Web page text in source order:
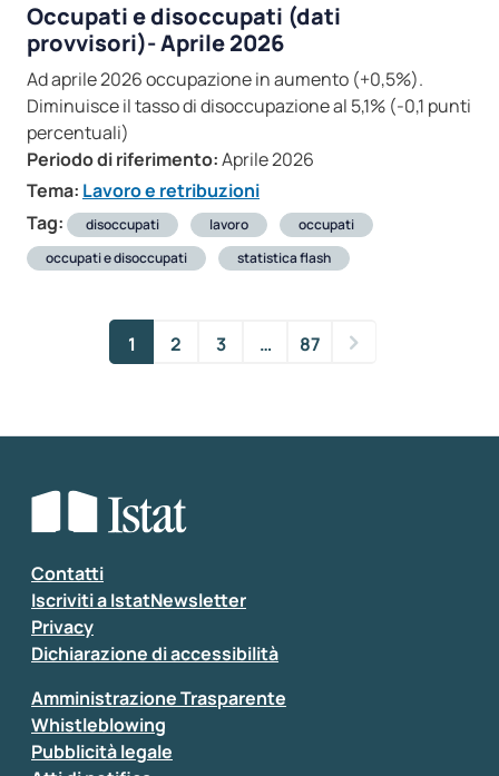
Occupati e disoccupati (dati
provvisori)- Aprile 2026
Ad aprile 2026 occupazione in aumento (+0,5%).
Diminuisce il tasso di disoccupazione al 5,1% (-0,1 punti
percentuali)
Periodo di riferimento:Aprile 2026
Tema: Lavoro e retribuzioni
Tag:
disoccupati lavoro
occupati
occupati e disoccupati
statistica flash
1 2 3 … 87
Contatti
Iscriviti a IstatNewsletter
Privacy
Dichiarazione di accessibilità
Amministrazione Trasparente
Whistleblowing
Pubblicità legale